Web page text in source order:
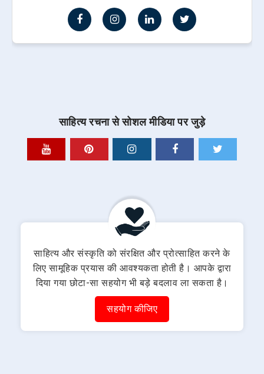
साहित्य रचना से सोशल मीडिया पर जुड़े
साहित्य और संस्कृति को संरक्षित और प्रोत्साहित करने के
लिए सामूहिक प्रयास की आवश्यकता होती है। आपके द्वारा
दिया गया छोटा-सा सहयोग भी बड़े बदलाव ला सकता है।
सहयोग कीजिए